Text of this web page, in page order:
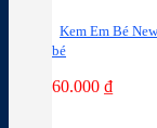
Kem Em Bé
bé
60.000 ₫